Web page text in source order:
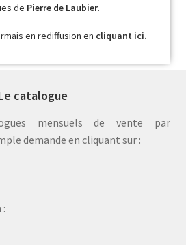
de Pierre de Laubier.
en rediffusion en cliquant ici.
catalogue
mensuels de vente par
demande en cliquant sur :
: